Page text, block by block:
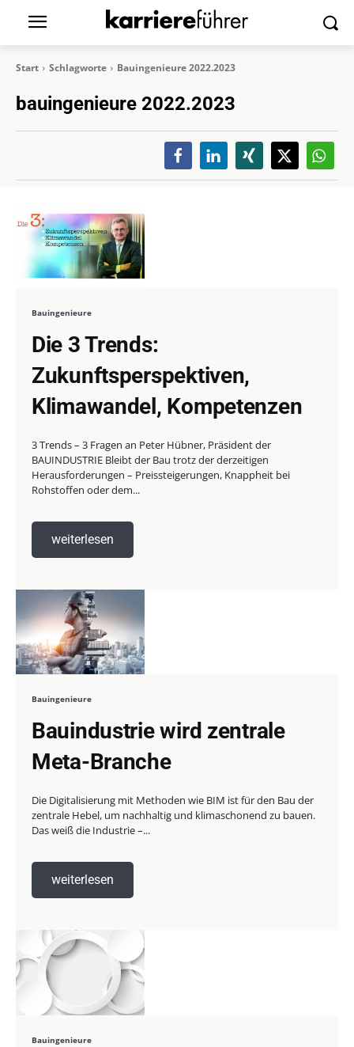
Start Schlagworte Bauingenieure 2022.2023
bauingenieure 2022.2023
Bauingenieure
Die 3 Trends:
Zukunftsperspektiven,
Klimawandel, Kompetenzen
3 Trends – 3 Fragen an Peter Hübner, Präsident der
BAUINDUSTRIE Bleibt der Bau trotz der derzeitigen
Herausforderungen – Preissteigerungen, Knappheit bei
Rohstoffen oder dem...
weiterlesen
Bauingenieure
Bauindustrie wird zentrale
Meta-Branche
Die Digitalisierung mit Methoden wie BIM ist für den Bau der
zentrale Hebel, um nachhaltig und klimaschonend zu bauen.
Das weiß die Industrie –...
weiterlesen
Bauingenieure